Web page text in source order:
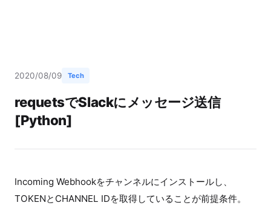
2020/08/09 Tech
requetsでSlackにメッセージ送信
[Python]
Incoming Webhookをチャンネルにインストールし、
TOKENとCHANNEL IDを取得していることが前提条件。